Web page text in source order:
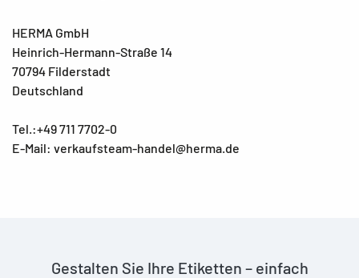
HERMA GmbH
Heinrich-Hermann-Straße 14
70794 Filderstadt
Deutschland
Tel.:+49 711 7702-0
E-Mail: verkaufsteam-handel@herma.de
Gestalten Sie Ihre Etiketten – einfach